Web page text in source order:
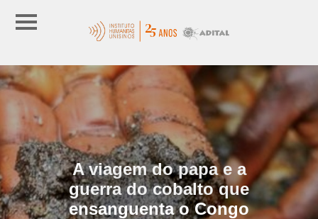
A viagem do papa e a
guerra do cobalto que
ensanguenta o Congo